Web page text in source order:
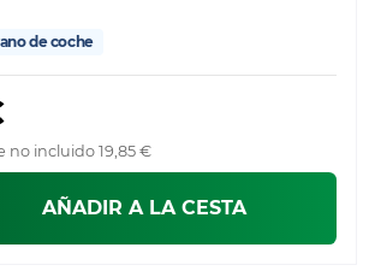
de coche
no incluido 19,85 €
AÑADIR A LA CESTA